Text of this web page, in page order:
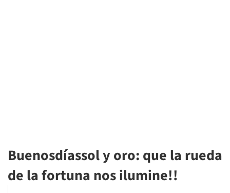
Buenosdíassol y oro: que la rueda
de la fortuna nos ilumine!!